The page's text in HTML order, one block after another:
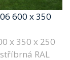
600 x 350
x 350 x 250
RAL